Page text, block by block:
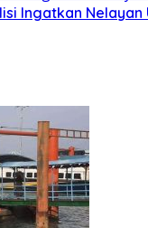
Ingatkan